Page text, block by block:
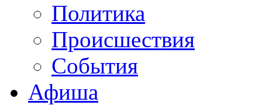
Политика
Происшествия
События
Афиша